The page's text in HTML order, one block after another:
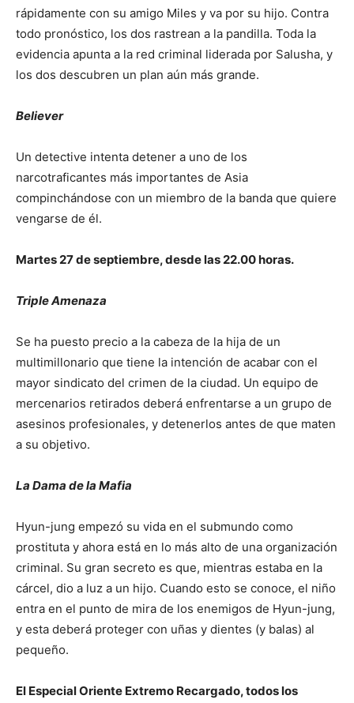
rápidamente con su amigo Miles y va por su hijo. Contra
todo pronóstico, los dos rastrean a la pandilla. Toda la
evidencia apunta a la red criminal liderada por Salusha, y
los dos descubren un plan aún más grande.
Believer
Un detective intenta detener a uno de los
narcotraficantes más importantes de Asia
compinchándose con un miembro de la banda que quiere
vengarse de él.
Martes 27 de septiembre, desde las 22.00 horas.
Triple Amenaza
Se ha puesto precio a la cabeza de la hija de un
multimillonario que tiene la intención de acabar con el
mayor sindicato del crimen de la ciudad. Un equipo de
mercenarios retirados deberá enfrentarse a un grupo de
asesinos profesionales, y detenerlos antes de que maten
a su objetivo.
La Dama de la Mafia
Hyun-jung empezó su vida en el submundo como
prostituta y ahora está en lo más alto de una organización
criminal. Su gran secreto es que, mientras estaba en la
cárcel, dio a luz a un hijo. Cuando esto se conoce, el niño
entra en el punto de mira de los enemigos de Hyun-jung,
y esta deberá proteger con uñas y dientes (y balas) al
pequeño.
El Especial Oriente Extremo Recargado, todos los